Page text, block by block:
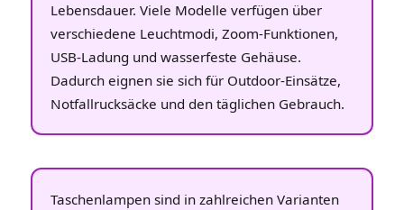
Lebensdauer. Viele Modelle verfügen über
verschiedene Leuchtmodi, Zoom‑Funktionen,
USB‑Ladung und wasserfeste Gehäuse.
Dadurch eignen sie sich für Outdoor‑Einsätze,
Notfallrucksäcke und den täglichen Gebrauch.
Taschenlampen sind in zahlreichen Varianten